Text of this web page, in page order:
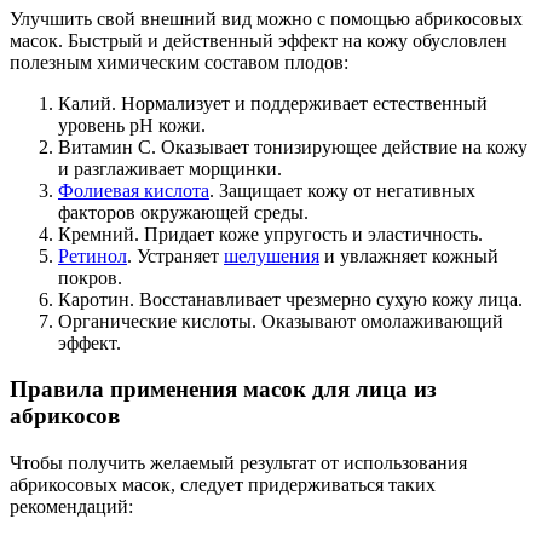
Улучшить свой внешний вид можно с помощью абрикосовых
масок. Быстрый и действенный эффект на кожу обусловлен
полезным химическим составом плодов:
Калий. Нормализует и поддерживает естественный
уровень pH кожи.
Витамин C. Оказывает тонизирующее действие на кожу
и разглаживает морщинки.
Фолиевая кислота. Защищает кожу от негативных
факторов окружающей среды.
Кремний. Придает коже упругость и эластичность.
Ретинол. Устраняет шелушения и увлажняет кожный
покров.
Каротин. Восстанавливает чрезмерно сухую кожу лица.
Органические кислоты. Оказывают омолаживающий
эффект.
Правила применения масок для лица из
абрикосов
Чтобы получить желаемый результат от использования
абрикосовых масок, следует придерживаться таких
рекомендаций: